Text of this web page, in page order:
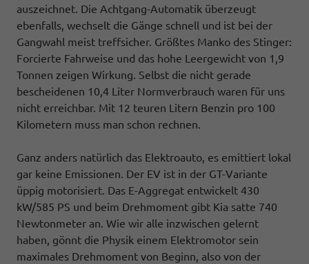
auszeichnet. Die Achtgang-Automatik überzeugt
ebenfalls, wechselt die Gänge schnell und ist bei der
Gangwahl meist treffsicher. Größtes Manko des Stinger:
Forcierte Fahrweise und das hohe Leergewicht von 1,9
Tonnen zeigen Wirkung. Selbst die nicht gerade
bescheidenen 10,4 Liter Normverbrauch waren für uns
nicht erreichbar. Mit 12 teuren Litern Benzin pro 100
Kilometern muss man schon rechnen.
Ganz anders natürlich das Elektroauto, es emittiert lokal
gar keine Emissionen. Der EV ist in der GT-Variante
üppig motorisiert. Das E-Aggregat entwickelt 430
kW/585 PS und beim Drehmoment gibt Kia satte 740
Newtonmeter an. Wie wir alle inzwischen gelernt
haben, gönnt die Physik einem Elektromotor sein
maximales Drehmoment von Beginn, also von der